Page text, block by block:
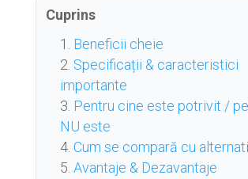
Cuprins
Beneficii cheie
Specificații & caracteristici
importante
Pentru cine este potrivit /
NU este
Cum se compară cu
Avantaje & Dezavantaje